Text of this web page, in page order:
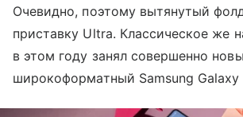
Очевидно, поэтому вытянутый
приставку Ultra. Классическое же
в этом году занял совершенно
широкоформатный Samsung Galaxy